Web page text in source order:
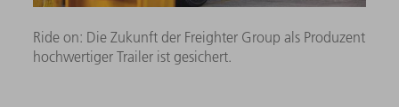
Ride on: Die Zukunft der Freighter Group als Produzent
hochwertiger Trailer ist gesichert.